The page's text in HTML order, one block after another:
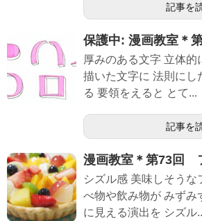
記事を
保護中: 漫画教室＊
厚みのある文字 立体的
描いた文字に 法則にし
る 要領をえると とて...
記事を
漫画教室＊第73回
シズル感 美味しそうな
べ物や飲み物が みずみ
に見える演出を シズル